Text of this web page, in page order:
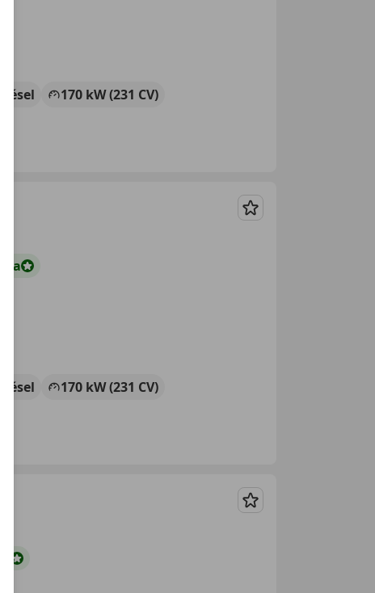
Diésel
170 kW (231 CV)
Guardar
Diésel
170 kW (231 CV)
Guardar